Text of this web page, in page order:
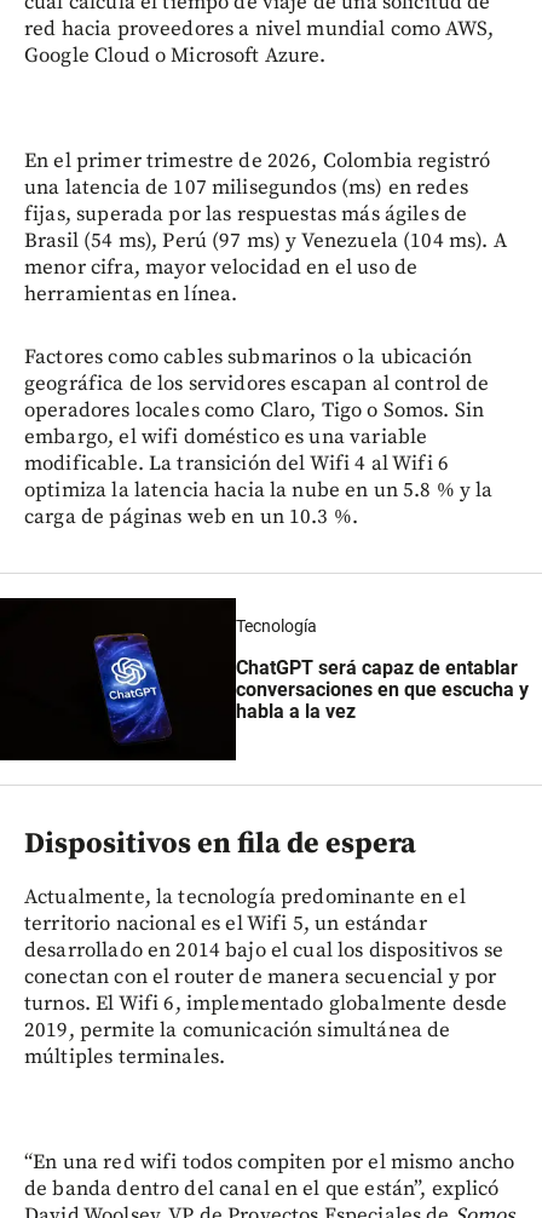
red hacia proveedores a nivel mundial como AWS,
Google Cloud o Microsoft Azure.
En el primer trimestre de 2026, Colombia registró
una latencia de 107 milisegundos (ms) en redes
fijas, superada por las respuestas más ágiles de
Brasil (54 ms), Perú (97 ms) y Venezuela (104 ms). A
menor cifra, mayor velocidad en el uso de
herramientas en línea.
Factores como cables submarinos o la ubicación
geográfica de los servidores escapan al control de
operadores locales como Claro, Tigo o Somos. Sin
embargo, el wifi doméstico es una variable
modificable. La transición del Wifi 4 al Wifi 6
optimiza la latencia hacia la nube en un 5.8 % y la
carga de páginas web en un 10.3 %.
Tecnología
ChatGPT será capaz de entablar
conversaciones en que escucha y
habla a la vez
Dispositivos en fila de espera
Actualmente, la tecnología predominante en el
territorio nacional es el Wifi 5, un estándar
desarrollado en 2014 bajo el cual los dispositivos se
conectan con el router de manera secuencial y por
turnos. El Wifi 6, implementado globalmente desde
2019, permite la comunicación simultánea de
múltiples terminales.
“En una red wifi todos compiten por el mismo ancho
de banda dentro del canal en el que están”, explicó